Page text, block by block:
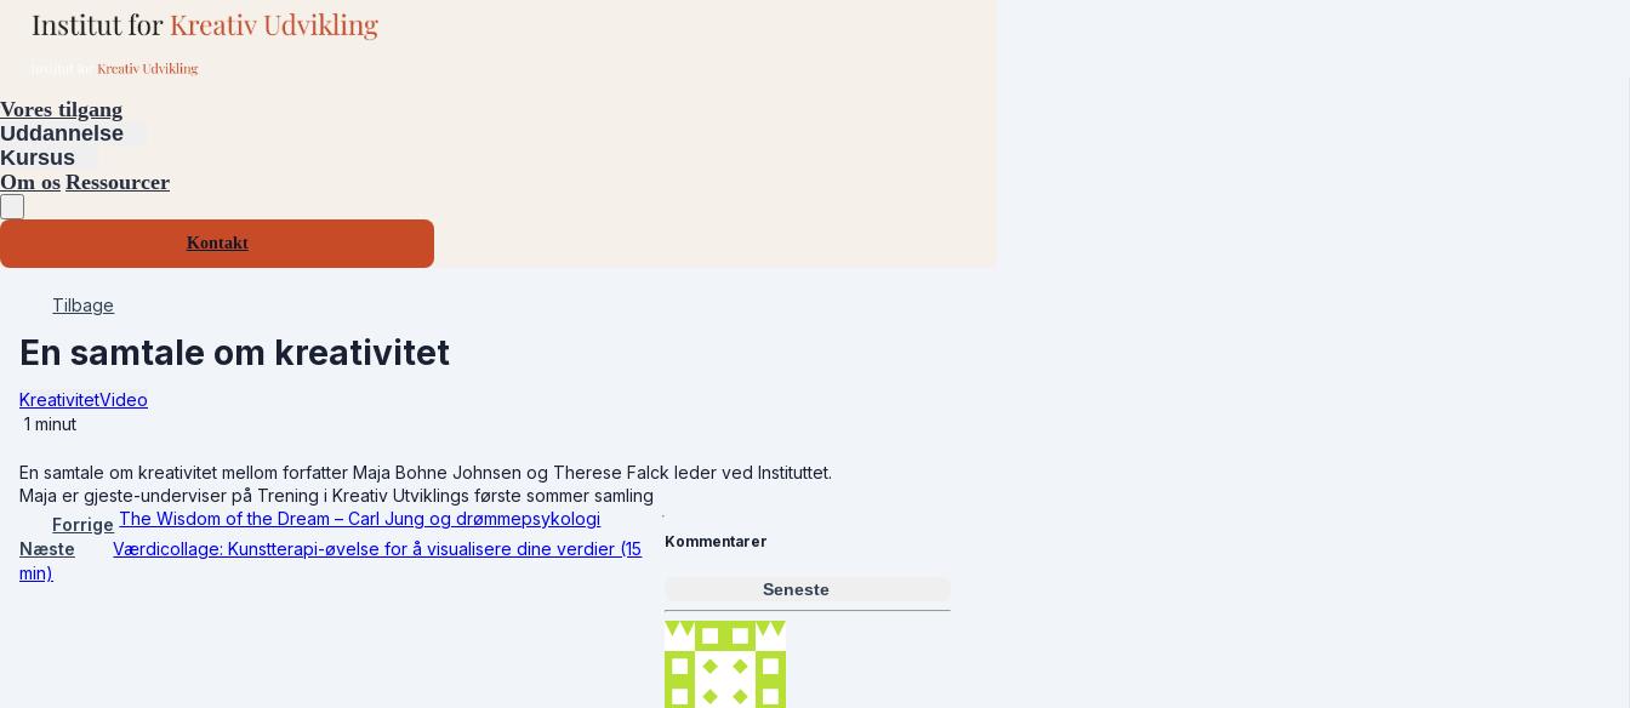
Vores tilgang
Uddannelse
Kursus
Om os Ressourcer
Kontakt
Tilbage
En samtale om kreativitet
KreativitetVideo
1 minut
En samtale om kreativitet mellom forfatter Maja Bohne Johnsen og Therese Falck leder ved Instituttet.
Maja er gjeste-underviser på Trening i Kreativ Utviklings første sommer samling
Forrige The Wisdom of the Dream – Carl Jung og drømmepsykologi
Næste
Værdicollage: Kunstterapi-øvelse for å visualisere dine verdier (15
min)
Kommentarer
Seneste